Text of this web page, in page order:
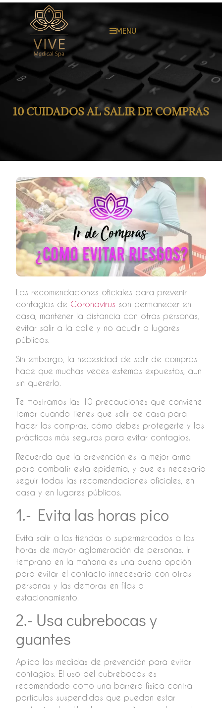
MENU
10 CUIDADOS AL SALIR DE COMPRAS
Las recomendaciones oficiales para prevenir
contagios de Coronavirus son permanecer en
casa, mantener la distancia con otras personas,
evitar salir a la calle y no acudir a lugares
públicos.
Sin embargo, la necesidad de salir de compras
hace que muchas veces estemos expuestos, aun
sin quererlo.
Te mostramos las 10 precauciones que conviene
tomar cuando tienes que salir de casa para
hacer las compras, cómo debes protegerte y las
prácticas más seguras para evitar contagios.
Recuerda que la prevención es la mejor arma
para combatir esta epidemia, y que es necesario
seguir todas las recomendaciones oficiales, en
casa y en lugares públicos.
1.- Evita las horas pico
Evita salir a las tiendas o supermercados a las
horas de mayor aglomeración de personas. Ir
temprano en la mañana es una buena opción
para evitar el contacto innecesario con otras
personas y las demoras en filas o
estacionamiento.
2.- Usa cubrebocas y
guantes
Aplica las medidas de prevención para evitar
contagios. El uso del cubrebocas es
recomendado como una barrera física contra
partículas suspendidas que puedan estar